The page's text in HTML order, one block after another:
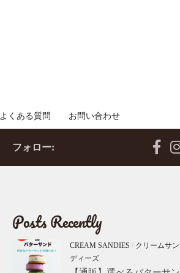
よくある質問 お問い合わせ
フォロー:
Posts Recently
CREAM SANDIES / クリームサン
ディーズ